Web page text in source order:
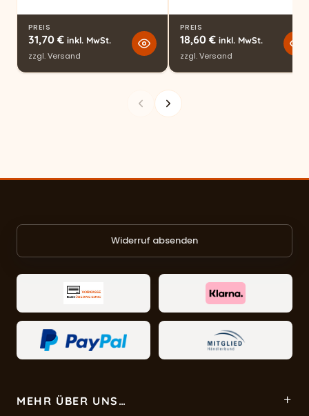
PREIS
31,70 € inkl. MwSt.
zzgl.Versand
PREIS
18,60 € inkl. MwSt.
zzgl.Versand
Widerruf absenden
MEHR ÜBER UNS…